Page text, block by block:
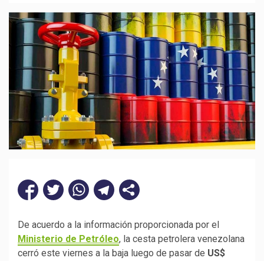
De acuerdo a la información proporcionada por el
Ministerio de Petróleo, la cesta petrolera venezolana
cerró este viernes a la baja luego de pasar de US$